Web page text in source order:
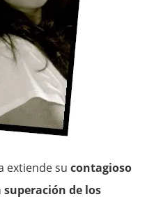
extiende su contagioso
de los